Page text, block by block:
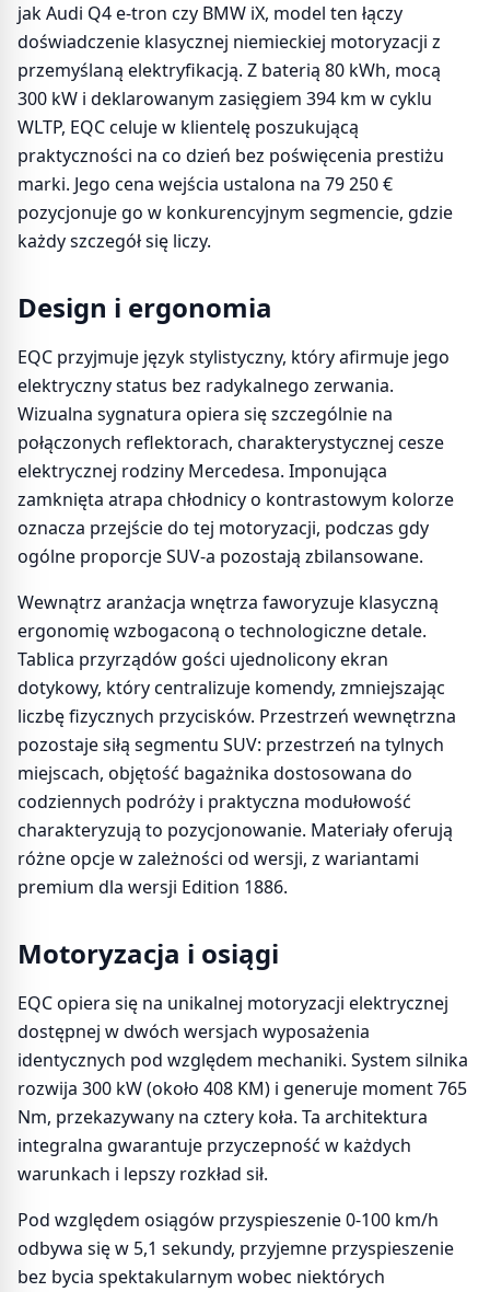
jak Audi Q4 e-tron czy BMW iX, model ten łączy
doświadczenie klasycznej niemieckiej motoryzacji z
przemyślaną elektryfikacją. Z baterią 80 kWh, mocą
300 kW i deklarowanym zasięgiem 394 km w cyklu
WLTP, EQC celuje w klientelę poszukującą
praktyczności na co dzień bez poświęcenia prestiżu
marki. Jego cena wejścia ustalona na 79 250 €
pozycjonuje go w konkurencyjnym segmencie, gdzie
każdy szczegół się liczy.
Design i ergonomia
EQC przyjmuje język stylistyczny, który afirmuje jego
elektryczny status bez radykalnego zerwania.
Wizualna sygnatura opiera się szczególnie na
połączonych reflektorach, charakterystycznej cesze
elektrycznej rodziny Mercedesa. Imponująca
zamknięta atrapa chłodnicy o kontrastowym kolorze
oznacza przejście do tej motoryzacji, podczas gdy
ogólne proporcje SUV-a pozostają zbilansowane.
Wewnątrz aranżacja wnętrza faworyzuje klasyczną
ergonomię wzbogaconą o technologiczne detale.
Tablica przyrządów gości ujednolicony ekran
dotykowy, który centralizuje komendy, zmniejszając
liczbę fizycznych przycisków. Przestrzeń wewnętrzna
pozostaje siłą segmentu SUV: przestrzeń na tylnych
miejscach, objętość bagażnika dostosowana do
codziennych podróży i praktyczna modułowość
charakteryzują to pozycjonowanie. Materiały oferują
różne opcje w zależności od wersji, z wariantami
premium dla wersji Edition 1886.
Motoryzacja i osiągi
EQC opiera się na unikalnej motoryzacji elektrycznej
dostępnej w dwóch wersjach wyposażenia
identycznych pod względem mechaniki. System silnika
rozwija 300 kW (około 408 KM) i generuje moment 765
Nm, przekazywany na cztery koła. Ta architektura
integralna gwarantuje przyczepność w każdych
warunkach i lepszy rozkład sił.
Pod względem osiągów przyspieszenie 0-100 km/h
odbywa się w 5,1 sekundy, przyjemne przyspieszenie
bez bycia spektakularnym wobec niektórych